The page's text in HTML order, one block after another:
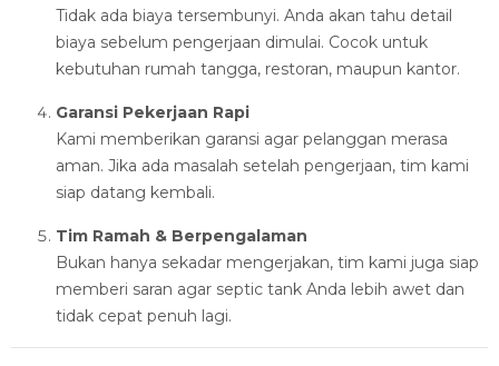
Tidak ada biaya tersembunyi. Anda akan tahu detail
biaya sebelum pengerjaan dimulai. Cocok untuk
kebutuhan rumah tangga, restoran, maupun kantor.
Garansi Pekerjaan Rapi
Kami memberikan garansi agar pelanggan merasa
aman. Jika ada masalah setelah pengerjaan, tim kami
siap datang kembali.
Tim Ramah & Berpengalaman
Bukan hanya sekadar mengerjakan, tim kami juga siap
memberi saran agar septic tank Anda lebih awet dan
tidak cepat penuh lagi.